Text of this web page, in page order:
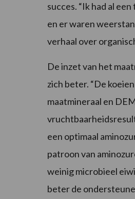
succes. “Ik had al
en er waren
verhaal over
De inzet van het
zich beter. “De
maatmineraal en
een optimaal
patroon van
weinig microbieel
beter de